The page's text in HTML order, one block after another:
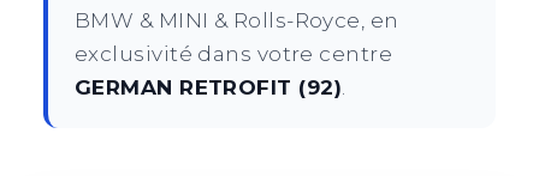
BMW & MINI & Rolls-Royce, en
exclusivité dans votre centre
GERMAN RETROFIT (92).